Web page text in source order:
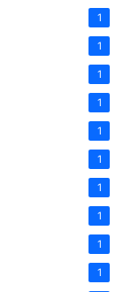
1
1
1
1
1
1
1
1
1
1